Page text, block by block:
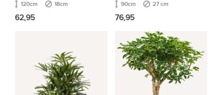
120cm 18cm
62,95
90cm 27 cm
76,95